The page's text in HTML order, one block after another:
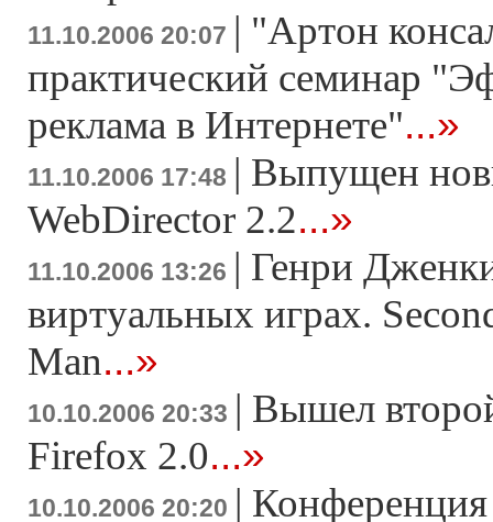
11.10.2006 20:07 | "Артон
практический семинар
реклама в Интернете"...»
11.10.2006 17:48 | Выпущен
WebDirector 2.2...»
11.10.2006 13:26 | Генри
виртуальных играх.
Man...»
10.10.2006 20:33 | Вышел
Firefox 2.0...»
10.10.2006 20:20 |